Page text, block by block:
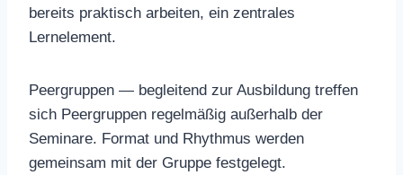
bereits praktisch arbeiten, ein zentrales
Lernelement.
Peergruppen — begleitend zur Ausbildung treffen
sich Peergruppen regelmäßig außerhalb der
Seminare. Format und Rhythmus werden
gemeinsam mit der Gruppe festgelegt.